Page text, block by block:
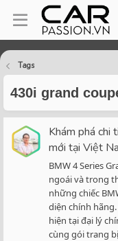
Tags
430i grand
Khám phá
mới tại Việt
BMW 4 Series
ngoái và trong
những chiếc
diện chính hãng.
hiện tại đại lý
cùng gói trang